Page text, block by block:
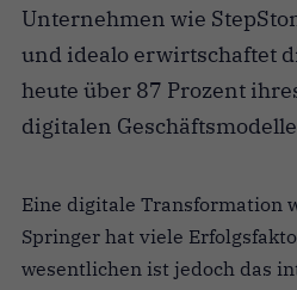
Unternehmen wie
und idealo erwirtschaftet
heute über 87 Prozent
digitalen
Eine digitale Transformation
Springer hat viele
wesentlichen ist jedoch das